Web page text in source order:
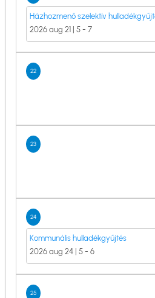
Házhozmenő szelektív
2026 aug 21 | 5 - 7
22
23
24
Kommunális hulladékgyűjtés
2026 aug 24 | 5 - 6
25